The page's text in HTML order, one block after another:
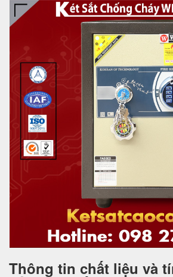
Thông tin chất liệu và